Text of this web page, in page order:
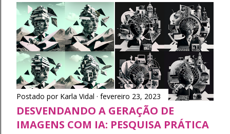
Postado por Karla Vidal fevereiro 23, 2023
DESVENDANDO A GERAÇÃO DE
IMAGENS COM IA: PESQUISA PRÁTICA